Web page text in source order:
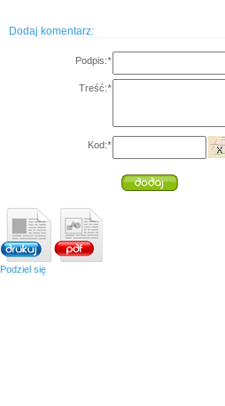
Dodaj komentarz:
Podpis:*
Treść:*
Kod:*
Podziel się